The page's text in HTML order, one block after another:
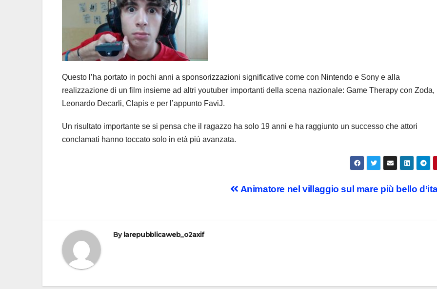
Questo l’ha portato in pochi anni a sponsorizzazioni significative come con Nintendo e Sony e alla
realizzazione di un film insieme ad altri youtuber importanti della scena nazionale: Game Therapy con Zoda,
Leonardo Decarli, Clapis e per l’appunto FaviJ.
Un risultato importante se si pensa che il ragazzo ha solo 19 anni e ha raggiunto un successo che attori
conclamati hanno toccato solo in età più avanzata.
Animatore nel villaggio sul mare più bello
Bylarepubblicaweb_o2axif